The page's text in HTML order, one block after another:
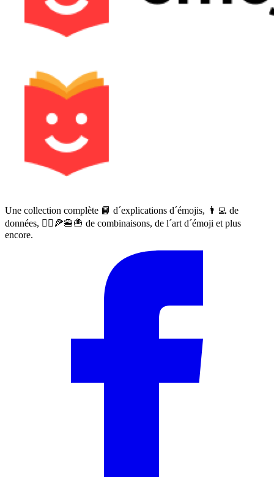
Une collection complète 📙 d´explications d´émojis, 👨‍💻 de
données, 🙅‍♀️🍕🍔🍟 de combinaisons, de l´art d´émoji et plus
encore.